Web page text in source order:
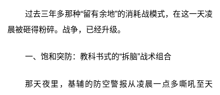
过去三年多那种“留有余地”的消耗战模式，在这一天凌
晨被砸得粉碎。战争，已经升级。
一、饱和突防：教科书式的“拆脑”战术组合
那天夜里，基辅的防空警报从凌晨一点多嘶吼至天